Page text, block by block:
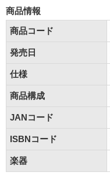
商品情報
商品コード
発売日
仕様
商品構成
JANコード
ISBNコード
楽器